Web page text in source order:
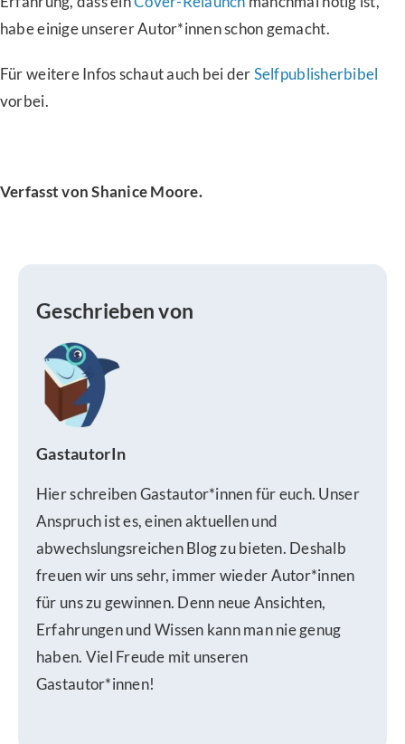
habe einige unserer Autor*innen schon gemacht.
Für weitere Infos schaut auch bei derSelfpublisherbibel
vorbei.
Verfasst von Shanice Moore.
Geschrieben von
GastautorIn
Hier schreiben Gastautor*innen für euch. Unser
Anspruch ist es, einen aktuellen und
abwechslungsreichen Blog zu bieten. Deshalb
freuen wir uns sehr, immer wieder Autor*innen
für uns zu gewinnen. Denn neue Ansichten,
Erfahrungen und Wissen kann man nie genug
haben. Viel Freude mit unseren
Gastautor*innen!